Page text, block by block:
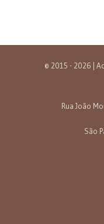
© 2015 - 2026 |
Rua João
São